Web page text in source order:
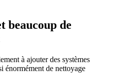
beaucoup de
à ajouter des systèmes
énormément de nettoyage